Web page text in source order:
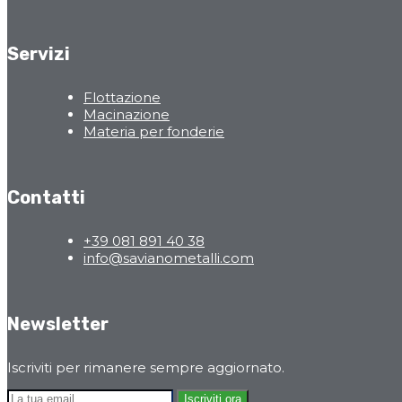
Servizi
Flottazione
Macinazione
Materia per fonderie
Contatti
+39 081 891 40 38
info@savianometalli.com
Newsletter
Iscriviti per rimanere sempre aggiornato.